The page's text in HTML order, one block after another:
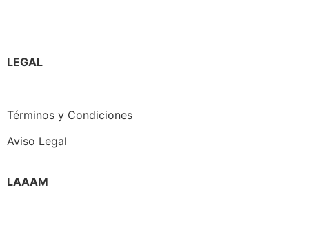
LEGAL
Términos y Condiciones
Aviso Legal
LAAAM